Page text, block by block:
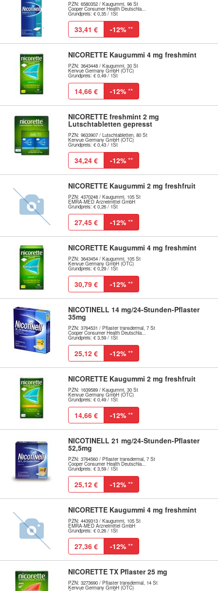
PZN: 6580352 / Kaugummi, 96 St
Cooper Consumer Health Deutschla...
Grundpreis: € 0,35 / 1St
33,41 € -12% **
NICORETTE Kaugummi 4 mg freshmint
PZN: 3643448 / Kaugummi, 30 St
Kenvue Germany GmbH (OTC)
Grundpreis: € 0,49 / 1St
14,66 € -12% **
NICORETTE freshmint 2 mg
Lutschtabletten gepresst
PZN: 9633907 / Lutschtabletten, 80 St
Kenvue Germany GmbH (OTC)
Grundpreis: € 0,43 / 1St
34,24 € -12% **
NICORETTE Kaugummi 2 mg freshfruit
PZN: 4370248 / Kaugummi, 105 St
EMRA-MED Arzneimittel GmbH
Grundpreis: € 0,26 / 1St
27,45 € -12% **
NICORETTE Kaugummi 4 mg freshmint
PZN: 3643454 / Kaugummi, 105 St
Kenvue Germany GmbH (OTC)
Grundpreis: € 0,29 / 1St
30,79 € -12% **
NICOTINELL 14 mg/24-Stunden-Pflaster
35mg
PZN: 3764531 / Pflaster transdermal, 7 St
Cooper Consumer Health Deutschla...
Grundpreis: € 3,59 / 1St
25,12 € -12% **
NICORETTE Kaugummi 2 mg freshfruit
PZN: 1639589 / Kaugummi, 30 St
Kenvue Germany GmbH (OTC)
Grundpreis: € 0,49 / 1St
14,66 € -12% **
NICOTINELL 21 mg/24-Stunden-Pflaster
52,5mg
PZN: 3764560 / Pflaster transdermal, 7 St
Cooper Consumer Health Deutschla...
Grundpreis: € 3,59 / 1St
25,12 € -12% **
NICORETTE Kaugummi 4 mg freshmint
PZN: 4439313 / Kaugummi, 105 St
EMRA-MED Arzneimittel GmbH
Grundpreis: € 0,26 / 1St
27,36 € -12% **
NICORETTE TX Pflaster 25 mg
PZN: 3273690 / Pflaster transdermal, 14 St
Kenvue Germany GmbH (OTC)